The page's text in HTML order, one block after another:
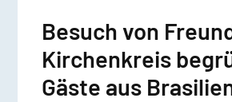
Besuch von
Kirchenkreis
Gäste aus